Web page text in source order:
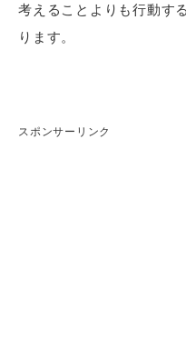
考えることよりも行動す
ります。
スポンサーリンク